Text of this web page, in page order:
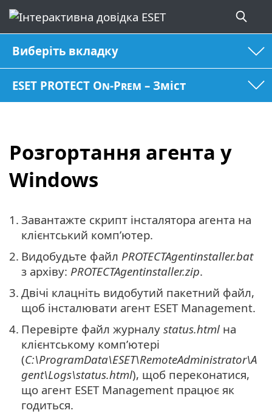
Виберіть вкладку
ESET PROTECT On-Prem – Зміст
Розгортання агента у
Windows
1. Завантажте скрипт інсталятора агента на
клієнтський комп’ютер.
2. Видобудьте файл PROTECTAgentinstaller.bat
з архіву: PROTECTAgentinstaller.zip.
3. Двічі клацніть видобутий пакетний файл,
щоб інсталювати агент ESET Management.
4. Перевірте файл журналу status.html на
клієнтському комп’ютері
(C:\ProgramData\ESET\RemoteAdministrator\A
gent\Logs\status.html), щоб переконатися,
що агент ESET Management працює як
годиться.